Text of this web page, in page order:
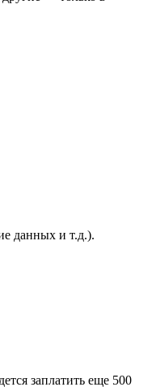
данных и т.д.).
заплатить еще 500